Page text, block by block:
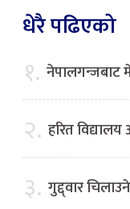
धेरै पढिएको
१.
२. हरित
३. गुद्द्वार